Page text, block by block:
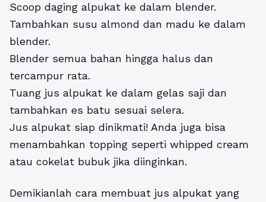
Scoop daging alpukat ke dalam blender.
Tambahkan susu almond dan madu ke dalam
blender.
Blender semua bahan hingga halus dan
tercampur rata.
Tuang jus alpukat ke dalam gelas saji dan
tambahkan es batu sesuai selera.
Jus alpukat siap dinikmati! Anda juga bisa
menambahkan topping seperti whipped cream
atau cokelat bubuk jika diinginkan.
Demikianlah cara membuat jus alpukat yang